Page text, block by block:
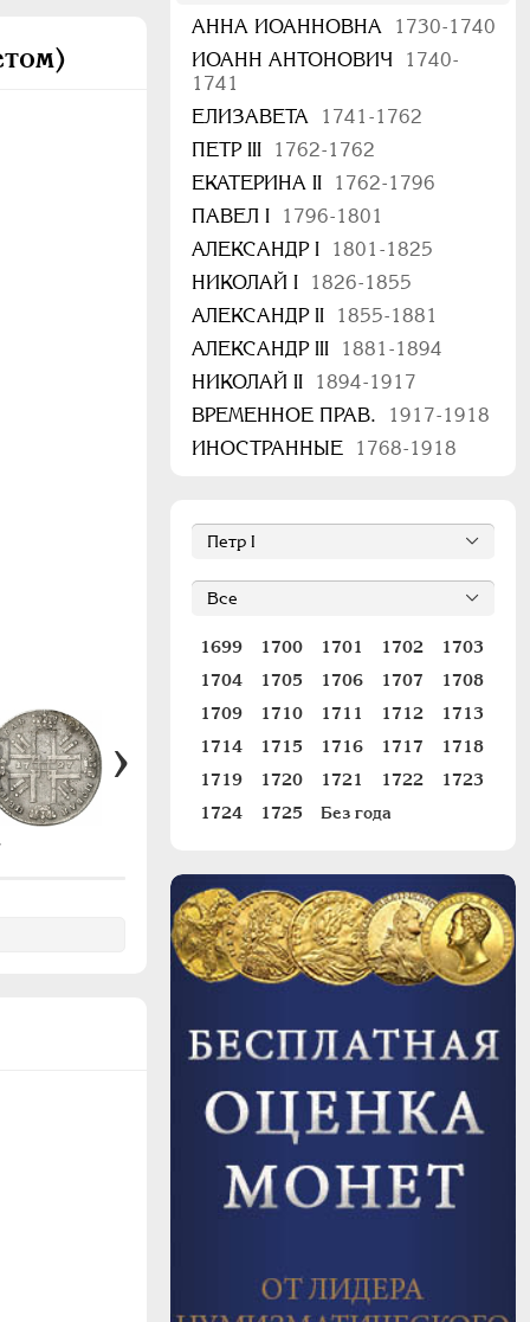
АННА ИОАННОВНА
1730-1740
ИОАНН АНТОНОВИЧ
1740-
1741
ЕЛИЗАВЕТА
1741-1762
ПЕТР III
1762-1762
ЕКАТЕРИНА II
1762-1796
ПАВЕЛ I
1796-1801
АЛЕКСАНДР I
1801-1825
НИКОЛАЙ I
1826-1855
АЛЕКСАНДР II
1855-1881
АЛЕКСАНДР III
1881-1894
НИКОЛАЙ II
1894-1917
ВРЕМЕННОЕ ПРАВ.
1917-1918
ИНОСТРАННЫЕ
1768-1918
1699 1700 1701 1702
1703
1704
1705 1706 1707
1708
1709
1710 1711 1712
1713
1714
1715 1716 1717
1718
1719
1720 1721 1722
1723
1724
1725 Без года